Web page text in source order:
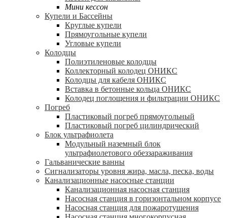
Мини кессон
Купели и Бассейны
Круглые купели
Прямоугольные купели
Угловые купели
Колодцы
Полиэтиленовые колодцы
Коллекторный колодец ОНИКС
Колодцы для кабеля ОНИКС
Вставка в бетонные кольца ОНИКС
Колодец поглощения и фильтрации ОНИКС
Погреб
Пластиковый погреб прямоугольный
Пластиковый погреб цилиндрический
Блок ультрафиолета
Модульный наземный блок
ультрафиолетового обеззараживания
Гальванические ванны
Сигнализаторы уровня жира, масла, песка, воды
Канализационные насосные станции
Канализационная насосная станция
Насосная станция в горизонтальном корпусе
Насосная станция для пожаротушения